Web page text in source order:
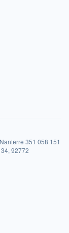
351 058 151
92772